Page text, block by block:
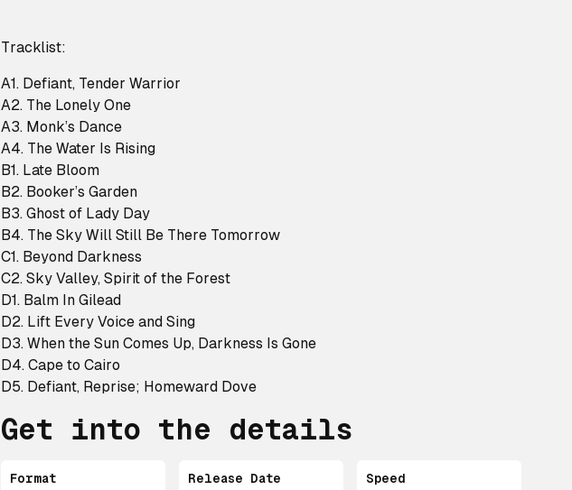
Tracklist:
A1. Defiant, Tender Warrior
A2. The Lonely One
A3. Monk’s Dance
A4. The Water Is Rising
B1. Late Bloom
B2. Booker’s Garden
B3. Ghost of Lady Day
B4. The Sky Will Still Be There Tomorrow
C1. Beyond Darkness
C2. Sky Valley, Spirit of the Forest
D1. Balm In Gilead
D2. Lift Every Voice and Sing
D3. When the Sun Comes Up, Darkness Is Gone
D4. Cape to Cairo
D5. Defiant, Reprise; Homeward Dove
Get into the details
Format Release Date Speed